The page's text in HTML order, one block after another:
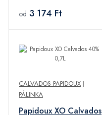
od 3 174 Ft
CALVADOS PAPIDOUX |
PÁLINKA
Papidoux XO Calvados